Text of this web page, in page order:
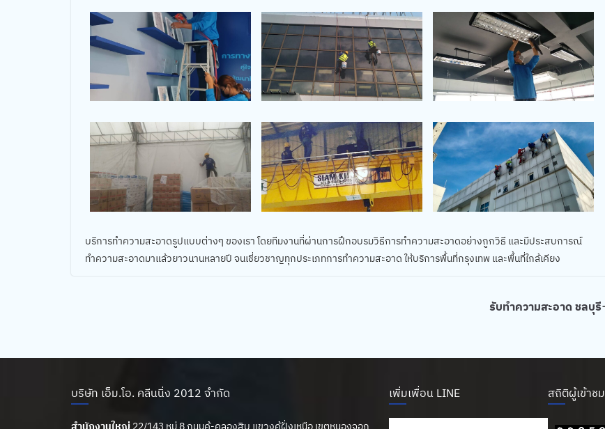
บริการทำความสะอาดรูปแบบต่างๆ ของเรา โดยทีมงานที่ผ่านการฝึกอบรมวิธีการทำความสะอาดอย่างถูกวิธี และมีประสบการณ์
ทำความสะอาดมาแล้วยาวนานหลายปี จนเชี่ยวชาญทุกประเภทการทำความสะอาด ให้บริการพื้นที่กรุงเทพ และพื้นที่ใกล้เคียง
รับทำความสะอาด ชลบุรี
บริษัท เอ็ม.โอ. คลีนนิ่ง 2012 จำกัด
สำนักงานใหญ่ 22/143 หมู่ 8 ถนนคู้-คลองสิบ แขวงคู้ฝั่งเหนือ เขตหนองจอก
เพิ่มเพื่อน LINE สถิติผู้เข้าชม